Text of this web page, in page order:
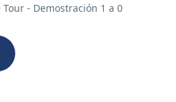
- Demostración 1 a 0